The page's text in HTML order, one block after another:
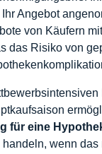
Angebot
von Käufern
das Risiko von
für eine
wenn